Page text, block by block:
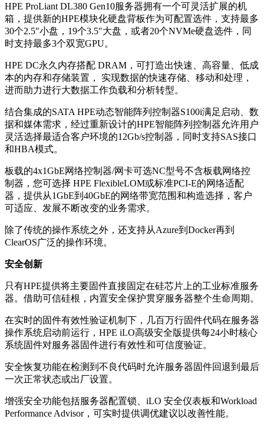
HPE ProLiant DL380 Gen10服务器拥有一个可灵活扩展的机
箱，提供新的HPE模块化硬盘背板作为可配置选件，支持最多
30个2.5″小盘，19个3.5″大盘，或者20个NVMe硬盘选件，同
时支持最多3个双宽GPU。
HPE DC永久内存搭配 DRAM，可打造出快速、高容量、低成
本的内存和存储装置， 实现数据的快速存储、移动和处理，
进而助力进行大数据工作负载和分析转型。
结合集成的SATA HPE动态智能阵列控制器S100i满足启动、数
据和媒体需求，经过重新设计的HPE智能阵列控制器允许用户
灵活选择最适合客户环境的12Gb/s控制器，同时支持SAS接口
和HBA模式。
板载的4x1GbE网络控制器/网卡可选NC型号不含板载网络控
制器，您可选择 HPE FlexibleLOM或标准PCI-E的网络适配
器，提供从1GbE到40GbE的网络带宽范围和构造选择，客户
可适应、发展不断改变的业务需求。
除了传统的操作系统之外，还支持从Azure到Docker再到
ClearOS广泛的操作环境。
安全创新
只有HPE提供将主要固件直接固定在硅芯片上的工业标准服务
器。借助可信硅根，内置安全保护贯穿服务器整个生命周期。
在实时的固件有效性验证机制下，几百万行固件代码在服务器
操作系统启动前运行，HPE iLO高级安全版提供每24小时核心
系统固件对服务器固件进行有效性和可信度验证。
安全恢复功能在检测到不良代码时允许服务器固件回退到最后
一次正常状态或出厂设置。
增强安全功能包括服务器配置锁、iLO 安全仪表板和Workload
Performance Advisor，可实时提供调优建议以改善性能。